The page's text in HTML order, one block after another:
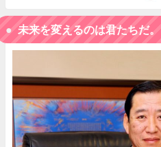
未来を変えるのは君たちだ。